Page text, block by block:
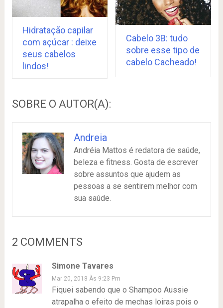
Hidratação capilar
com açúcar : deixe
seus cabelos
lindos!
Cabelo 3B: tudo
sobre esse tipo de
cabelo Cacheado!
SOBRE O AUTOR(A):
Andreia
Andréia Mattos é redatora de saúde,
beleza e fitness. Gosta de escrever
sobre assuntos que ajudem as
pessoas a se sentirem melhor com
sua saúde.
2 COMMENTS
Simone Tavares
Mar 20, 2018 Às 9:23 Pm
Fiquei sabendo que o Shampoo Aussie
atrapalha o efeito de mechas loiras pois o